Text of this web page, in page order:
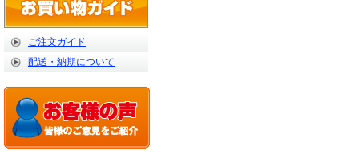
ご注文ガイド
配送・納期について